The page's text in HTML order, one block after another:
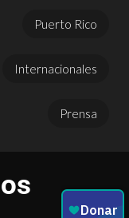
Puerto Rico
Internacionales
Prensa